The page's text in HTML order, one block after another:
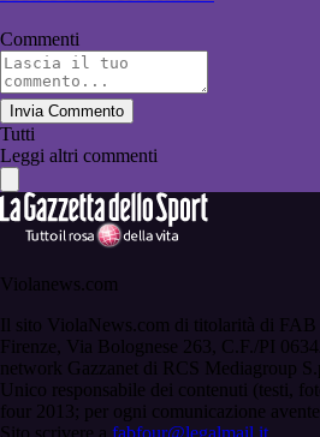
Commenti
Invia Commento
Tutti
Leggi altri commenti
Violanews.com
Il sito ViolaNews.com di titolarità di FAB
Firenze, Via Bolognese 263, C.F./PI
network Gazzanet di RCS Mediagroup
Unico responsabile dei contenuti (testi,
four 2013; per ogni comunicazione
Sito scrivere a fabfour@legalmail.it